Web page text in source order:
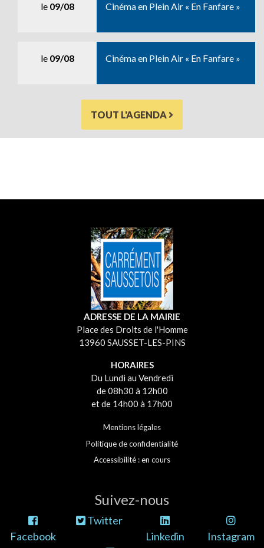
le 09/08 Cinéma en Plein Air « En Fanfare »
le 09/08 Cinéma en Plein Air « En Fanfare »
TOUT L'AGENDA
ADRESSE DE LA MAIRIE
Place des Droits de l'Homme
13960 SAUSSET-LES-PINS
HORAIRES
Du Lundi au Vendredi
de 08h30 à 12h00
et de 14h00 à 17h00
Mentions légales
Politique de confidentialité
Accessibilité : en cours
Suivez-nous
Facebook
Twitter
Linkedin
Instagram